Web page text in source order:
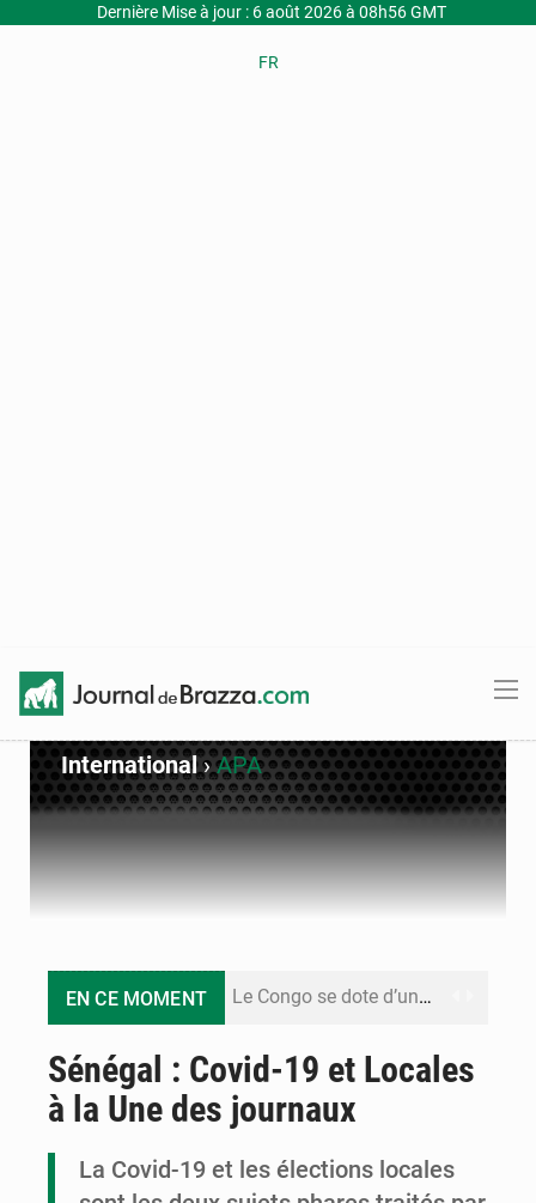
Dernière Mise à jour : 6 août 2026 à 08h56 GMT
FR
International›APA
EN CE MOMENT Le Congo se dote d’un programme national pour valoriser les produits forestiers non ligneux
Assassinat de l’entrepreneur sportif Vally Amisi : le principal suspect arrêté à Brazzaville
Sénégal : Covid-19 et Locales
à la Une des journaux
La Covid-19 et les élections locales